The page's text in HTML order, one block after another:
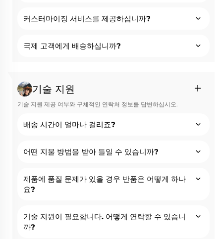
커스터마이징 서비스를 제공하십니까?
국제 고객에게 배송하십니까?
기술 지원
기술 지원 제공 여부와 구체적인 연락처 정보를 답변하십시오.
배송 시간이 얼마나 걸리죠?
어떤 지불 방법을 받아 들일 수 있습니까?
제품에 품질 문제가 있을 경우 반품은 어떻게 하나
요?
기술 지원이 필요합니다. 어떻게 연락할 수 있습니
까?